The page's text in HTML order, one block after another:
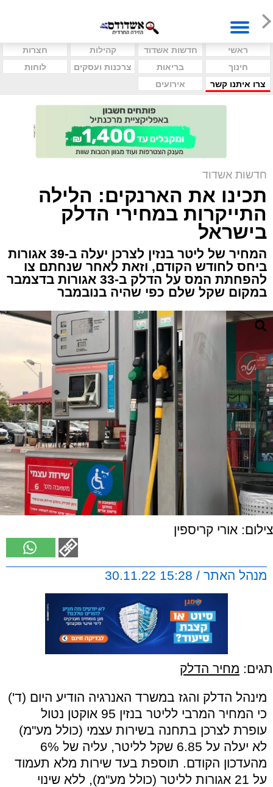
ראשי חדשות אשדוד קהילות
חצרות
חינוך
בריאות צרכנות ועסקים
לוחות
צרו איתנו קשר
אירועים
חדשות אשדוד
תכינו את הארנקים: הלילה
התייקרות במחירי הדלק
בישראל
המחיר של ליטר בנזין לצרכן יעלה ב-39 אגורות
ביחס לחודש הקודם, וזאת לאחר שנחתם צו
להפחתת המס על הדלק ב-33 אגורות בדצמבר
במקום שקל שלם כפי שהיה בנובמבר
צילום: אורי קריספין
מנהל האתר / 15:28 30.11.22
תגים: מחיר הדלק
מינהל הדלק והגז במשרד האנרגיה הודיע היום (ד')
כי המחיר המרבי לליטר בנזין 95 אוקטן נטול
עופרת לצרכן בתחנה בשירות עצמי (כולל מע"מ)
לא יעלה על 6.85 שקל לליטר, עליה של 6%
מהעדכון הקודם. תוספת בעד שירות מלא תעמוד
על 21 אגורות לליטר (כולל מע"מ), ללא שינוי